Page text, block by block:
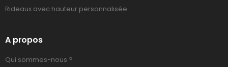
Rideaux avec hauteur personnalisée
A propos
Qui sommes-nous ?